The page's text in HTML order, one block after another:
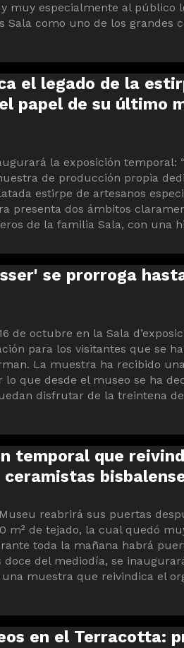
muy especialmente al público
como uno de los grandes
el legado de la
papel de su último
la exposición temporal:
de producción propia
estirpe de artesanos
presenta dos ámbitos
de la familia Sala, con una
se prorroga
de octubre en la Sala
para los visitantes que se
La muestra ha recibido
que desde el museo se ha
disfrutar de la treintena
temporal que
reabrirá sus puertas
de tejado, la cual quedó
toda la mañana habrá
del mediodía, se
muestra que reivindica el
en el Terracotta: